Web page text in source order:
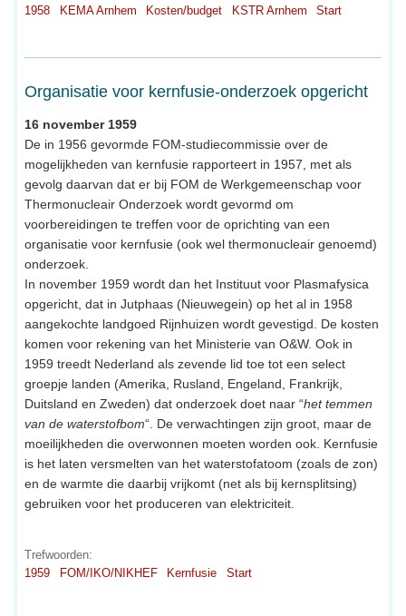
1958
KEMA Arnhem Kosten/budget KSTR Arnhem Start
Organisatie voor kernfusie-onderzoek opgericht
16 november 1959
De in 1956 gevormde FOM-studiecommissie over de
mogelijkheden van kernfusie rapporteert in 1957, met als
gevolg daarvan dat er bij FOM de Werkgemeenschap voor
Thermonucleair Onderzoek wordt gevormd om
voorbereidingen te treffen voor de oprichting van een
organisatie voor kernfusie (ook wel thermonucleair genoemd)
onderzoek.
In november 1959 wordt dan het Instituut voor Plasmafysica
opgericht, dat in Jutphaas (Nieuwegein) op het al in 1958
aangekochte landgoed Rijnhuizen wordt gevestigd. De kosten
komen voor rekening van het Ministerie van O&W. Ook in
1959 treedt Nederland als zevende lid toe tot een select
groepje landen (Amerika, Rusland, Engeland, Frankrijk,
Duitsland en Zweden) dat onderzoek doet naar “het temmen
van de waterstofbom“. De verwachtingen zijn groot, maar de
moeilijkheden die overwonnen moeten worden ook. Kernfusie
is het laten versmelten van het waterstofatoom (zoals de zon)
en de warmte die daarbij vrijkomt (net als bij kernsplitsing)
gebruiken voor het produceren van elektriciteit.
Trefwoorden:
1959
FOM/IKO/NIKHEF Kernfusie Start